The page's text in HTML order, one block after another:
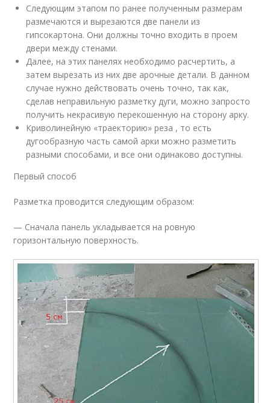
Следующим этапом по ранее полученным размерам
размечаются и вырезаются две панели из
гипсокартона. Они должны точно входить в проем
двери между стенами.
Далее, на этих панелях необходимо расчертить, а
затем вырезать из них две арочные детали. В данном
случае нужно действовать очень точно, так как,
сделав неправильную разметку дуги, можно запросто
получить некрасивую перекошенную на сторону арку.
Криволинейную «траекторию» реза , то есть
дугообразную часть самой арки можно разметить
разными способами, и все они одинаково доступны.
Первый способ
Разметка проводится следующим образом:
— Сначала панель укладывается на ровную
горизонтальную поверхность.